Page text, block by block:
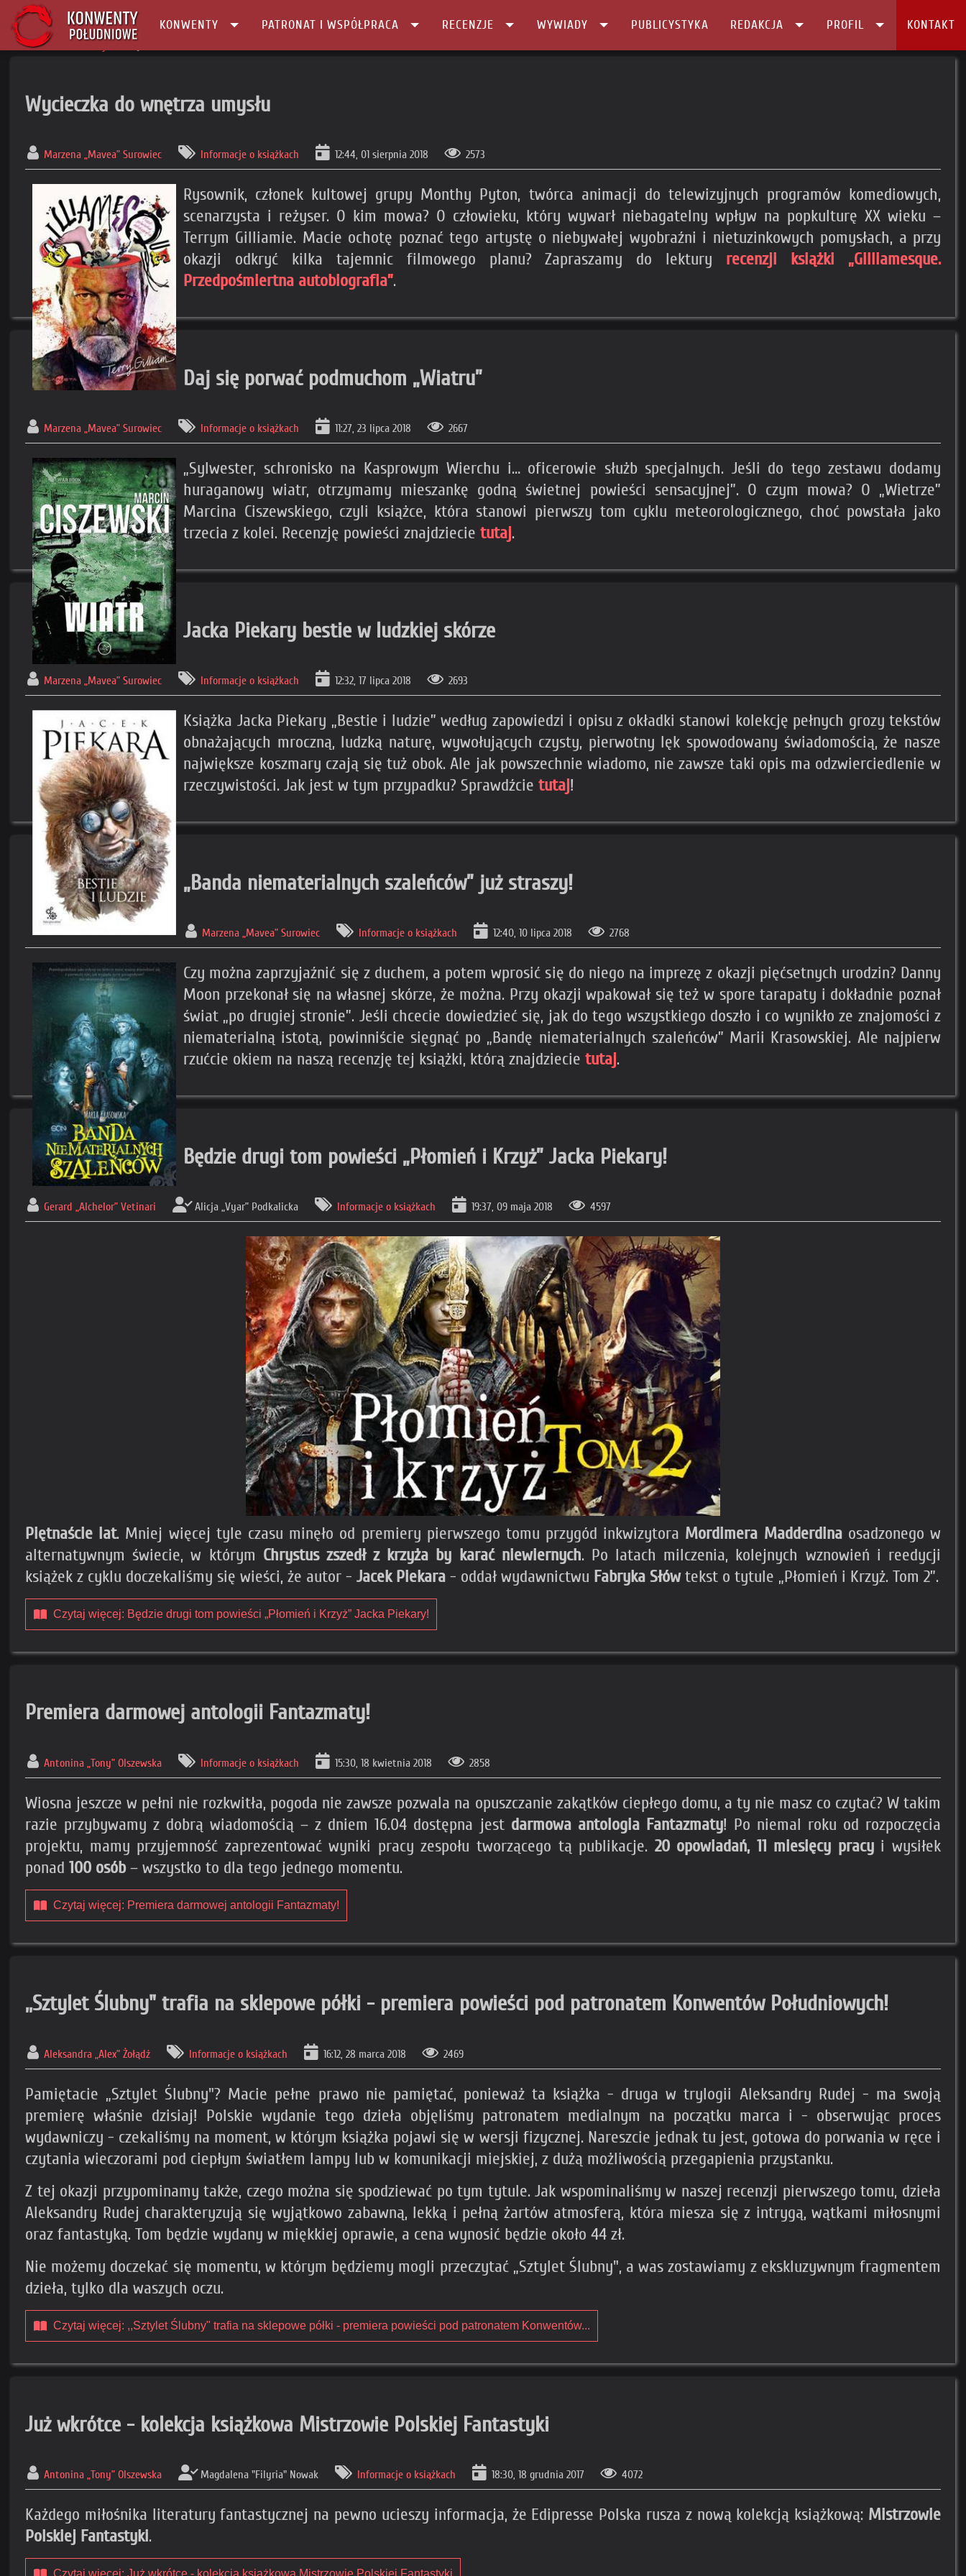
KONWENTY PATRONAT I WSPÓŁPRACA RECENZJE WYWIADY PUBLICYSTYKA REDAKCJA PROFIL KONTAKT
Główna
Wycieczka do wnętrza umysłu
Marzena „Mavea” Surowiec Informacje o książkach 12:44, 01 sierpnia 2018 2573
Rysownik, członek kultowej grupy Monthy Pyton, twórca animacji do telewizyjnych programów komediowych,
scenarzysta i reżyser. O kim mowa? O człowieku, który wywarł niebagatelny wpływ na popkulturę XX wieku –
Terrym Gilliamie. Macie ochotę poznać tego artystę o niebywałej wyobraźni i nietuzinkowych pomysłach, a przy
okazji odkryć kilka tajemnic filmowego planu? Zapraszamy do lektury recenzji książki „Gilliamesque.
Przedpośmiertna autobiografia”.
Daj się porwać podmuchom „Wiatru”
Marzena „Mavea” Surowiec Informacje o książkach 11:27, 23 lipca 2018 2667
„Sylwester, schronisko na Kasprowym Wierchu i… oficerowie służb specjalnych. Jeśli do tego zestawu dodamy
huraganowy wiatr, otrzymamy mieszankę godną świetnej powieści sensacyjnej”. O czym mowa? O „Wietrze”
Marcina Ciszewskiego, czyli książce, która stanowi pierwszy tom cyklu meteorologicznego, choć powstała jako
trzecia z kolei. Recenzję powieści znajdziecie tutaj.
Jacka Piekary bestie w ludzkiej skórze
Marzena „Mavea” Surowiec Informacje o książkach 12:32, 17 lipca 2018 2693
Książka Jacka Piekary „Bestie i ludzie” według zapowiedzi i opisu z okładki stanowi kolekcję pełnych grozy tekstów
obnażających mroczną, ludzką naturę, wywołujących czysty, pierwotny lęk spowodowany świadomością, że nasze
największe koszmary czają się tuż obok. Ale jak powszechnie wiadomo, nie zawsze taki opis ma odzwierciedlenie w
rzeczywistości. Jak jest w tym przypadku? Sprawdźcie tutaj!
„Banda niematerialnych szaleńców” już straszy!
Marzena „Mavea” Surowiec Informacje o książkach 12:40, 10 lipca 2018 2768
Czy można zaprzyjaźnić się z duchem, a potem wprosić się do niego na imprezę z okazji pięćsetnych urodzin? Danny
Moon przekonał się na własnej skórze, że można. Przy okazji wpakował się też w spore tarapaty i dokładnie poznał
świat „po drugiej stronie”. Jeśli chcecie dowiedzieć się, jak do tego wszystkiego doszło i co wynikło ze znajomości z
niematerialną istotą, powinniście sięgnąć po „Bandę niematerialnych szaleńców” Marii Krasowskiej. Ale najpierw
rzućcie okiem na naszą recenzję tej książki, którą znajdziecie tutaj.
Będzie drugi tom powieści „Płomień i Krzyż” Jacka Piekary!
Gerard „Alchelor” Vetinari Alicja „Vyar” Podkalicka Informacje o książkach 19:37, 09 maja 2018 4597
Piętnaście lat. Mniej więcej tyle czasu minęło od premiery pierwszego tomu przygód inkwizytora Mordimera Madderdinaosadzonego w
alternatywnym świecie, w którym Chrystus zszedł z krzyża by karać niewiernych. Po latach milczenia, kolejnych wznowień i reedycji
książek z cyklu doczekaliśmy się wieści, że autor - Jacek Piekara - oddał wydawnictwu Fabryka Słówtekst o tytule „Płomień i Krzyż. Tom 2”.
Czytaj więcej: Będzie drugi tom powieści „Płomień i Krzyż” Jacka Piekary!
Premiera darmowej antologii Fantazmaty!
Antonina „Tony” Olszewska Informacje o książkach 15:30, 18 kwietnia 2018 2858
Wiosna jeszcze w pełni nie rozkwitła, pogoda nie zawsze pozwala na opuszczanie zakątków ciepłego domu, a ty nie masz co czytać? W takim
razie przybywamy z dobrą wiadomością – z dniem 16.04 dostępna jest darmowa antologia Fantazmaty! Po niemal roku od rozpoczęcia
projektu, mamy przyjemność zaprezentować wyniki pracy zespołu tworzącego tą publikacje. 20 opowiadań, 11 miesięcy pracyi wysiłek
ponad 100 osób– wszystko to dla tego jednego momentu.
Czytaj więcej: Premiera darmowej antologii Fantazmaty!
,,Sztylet Ślubny" trafia na sklepowe półki - premiera powieści pod patronatem Konwentów Południowych!
Aleksandra „Alex” Żołądź Informacje o książkach 16:12, 28 marca 2018 2469
Pamiętacie „Sztylet Ślubny"? Macie pełne prawo nie pamiętać, ponieważ ta książka - druga w trylogii Aleksandry Rudej - ma swoją
premierę właśnie dzisiaj! Polskie wydanie tego dzieła objęliśmy patronatem medialnym na początku marca i - obserwując proces
wydawniczy - czekaliśmy na moment, w którym książka pojawi się w wersji fizycznej. Nareszcie jednak tu jest, gotowa do porwania w ręce i
czytania wieczorami pod ciepłym światłem lampy lub w komunikacji miejskiej, z dużą możliwością przegapienia przystanku.
Z tej okazji przypominamy także, czego można się spodziewać po tym tytule. Jak wspominaliśmy w naszej recenzji pierwszego tomu, dzieła
Aleksandry Rudej charakteryzują się wyjątkowo zabawną, lekką i pełną żartów atmosferą, która miesza się z intrygą, wątkami miłosnymi
oraz fantastyką. Tom będzie wydany w miękkiej oprawie, a cena wynosić będzie około 44 zł.
Nie możemy doczekać się momentu, w którym będziemy mogli przeczytać „Sztylet Ślubny", a was zostawiamy z ekskluzywnym fragmentem
dzieła, tylko dla waszych oczu.
Czytaj więcej: ,,Sztylet Ślubny" trafia na sklepowe półki - premiera powieści pod patronatem Konwentów...
Już wkrótce - kolekcja książkowa Mistrzowie Polskiej Fantastyki
Antonina „Tony” Olszewska Magdalena "Filyria" Nowak Informacje o książkach 18:30, 18 grudnia 2017 4072
Każdego miłośnika literatury fantastycznej na pewno ucieszy informacja, że Edipresse Polska rusza z nową kolekcją książkową: Mistrzowie
Polskiej Fantastyki.
Czytaj więcej: Już wkrótce - kolekcja książkowa Mistrzowie Polskiej Fantastyki